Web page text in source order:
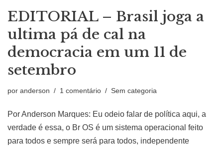
EDITORIAL – Brasil joga a
ultima pá de cal na
democracia em um 11 de
setembro
por anderson 1 comentário Sem categoria
Por Anderson Marques: Eu odeio falar de política aqui, a
verdade é essa, o Br OS é um sistema operacional feito
para todos e sempre será para todos, independente